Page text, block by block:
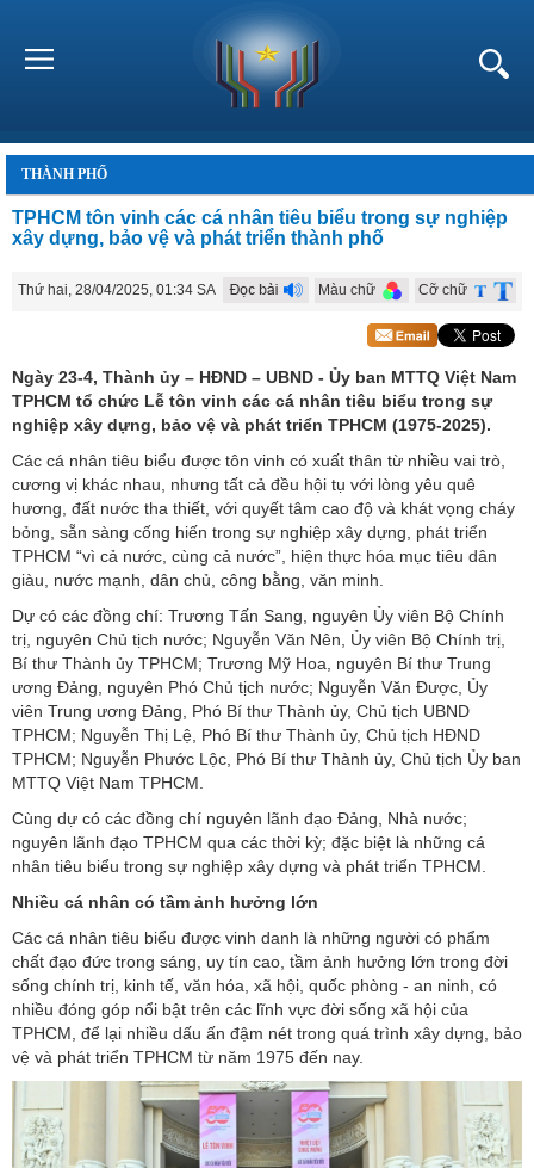
THÀNH PHỐ
TPHCM tôn vinh các cá nhân tiêu biểu trong sự nghiệp
xây dựng, bảo vệ và phát triển thành phố
Thứ hai, 28/04/2025, 01:34 SA Cỡ chữ
Màu chữ
Ngày 23-4, Thành ủy – HĐND – UBND - Ủy ban MTTQ Việt Nam
TPHCM tổ chức Lễ tôn vinh các cá nhân tiêu biểu trong sự
nghiệp xây dựng, bảo vệ và phát triển TPHCM (1975-2025).
Các cá nhân tiêu biểu được tôn vinh có xuất thân từ nhiều vai trò,
cương vị khác nhau, nhưng tất cả đều hội tụ với lòng yêu quê
hương, đất nước tha thiết, với quyết tâm cao độ và khát vọng cháy
bỏng, sẵn sàng cống hiến trong sự nghiệp xây dựng, phát triển
TPHCM “vì cả nước, cùng cả nước”, hiện thực hóa mục tiêu dân
giàu, nước mạnh, dân chủ, công bằng, văn minh.
Dự có các đồng chí: Trương Tấn Sang, nguyên Ủy viên Bộ Chính
trị, nguyên Chủ tịch nước; Nguyễn Văn Nên, Ủy viên Bộ Chính trị,
Bí thư Thành ủy TPHCM; Trương Mỹ Hoa, nguyên Bí thư Trung
ương Đảng, nguyên Phó Chủ tịch nước; Nguyễn Văn Được, Ủy
viên Trung ương Đảng, Phó Bí thư Thành ủy, Chủ tịch UBND
TPHCM; Nguyễn Thị Lệ, Phó Bí thư Thành ủy, Chủ tịch HĐND
TPHCM; Nguyễn Phước Lộc, Phó Bí thư Thành ủy, Chủ tịch Ủy ban
MTTQ Việt Nam TPHCM.
Cùng dự có các đồng chí nguyên lãnh đạo Đảng, Nhà nước;
nguyên lãnh đạo TPHCM qua các thời kỳ; đặc biệt là những cá
nhân tiêu biểu trong sự nghiệp xây dựng và phát triển TPHCM.
Nhiều cá nhân có tầm ảnh hưởng lớn
Các cá nhân tiêu biểu được vinh danh là những người có phẩm
chất đạo đức trong sáng, uy tín cao, tầm ảnh hưởng lớn trong đời
sống chính trị, kinh tế, văn hóa, xã hội, quốc phòng - an ninh, có
nhiều đóng góp nổi bật trên các lĩnh vực đời sống xã hội của
TPHCM, để lại nhiều dấu ấn đậm nét trong quá trình xây dựng, bảo
vệ và phát triển TPHCM từ năm 1975 đến nay.